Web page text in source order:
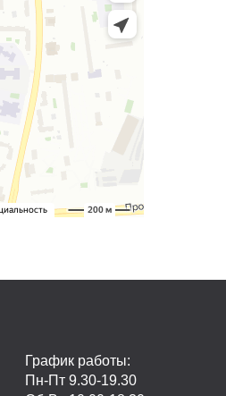
График работы:
Пн-Пт 9.30-19.30